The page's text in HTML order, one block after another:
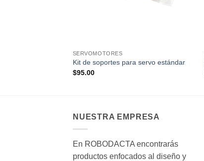
SERVOMOTORES
Kit de soportes para servo estándar
$95.00
NUESTRA EMPRESA
En ROBODACTA encontrarás
productos enfocados al diseño y